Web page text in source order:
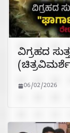
ವಿಗ್ರಹದ
06/02/2026